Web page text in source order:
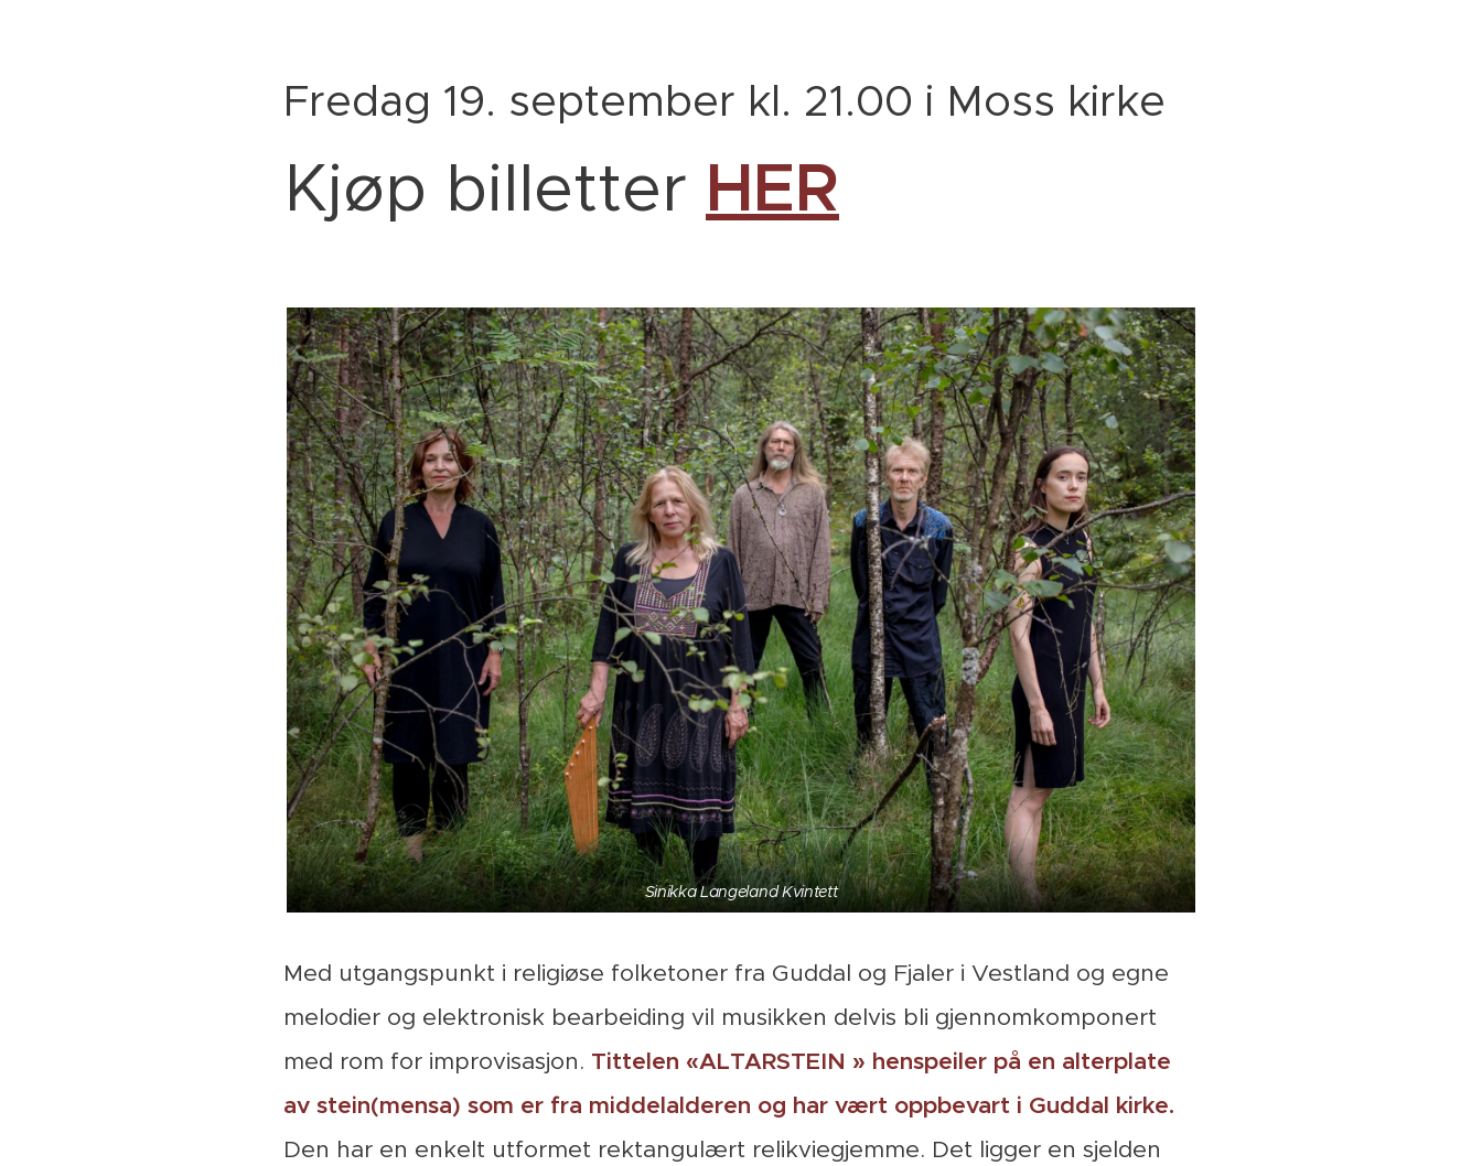
Fredag 19. september kl. 21.00 i Moss kirke
Kjøp billetter HER
Sinikka Langeland Kvintett
Med utgangspunkt i religiøse folketoner fra Guddal og Fjaler i Vestland og egne
melodier og elektronisk bearbeiding vil musikken delvis bli gjennomkomponert
med rom for improvisasjon. Tittelen «ALTARSTEIN » henspeiler på en alterplate
av stein(mensa) som er fra middelalderen og har vært oppbevart i Guddal kirke.
Den har en enkelt utformet rektangulært relikviegjemme. Det ligger en sjelden